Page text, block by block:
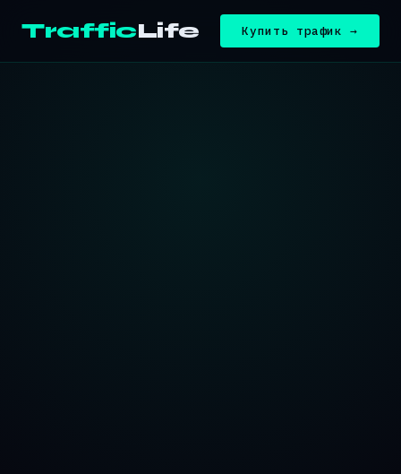
TrafficLife Купить трафик →